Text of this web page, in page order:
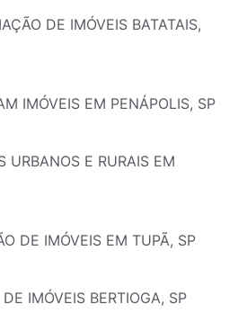
DE IMÓVEIS BATATAIS,
IMÓVEIS EM PENÁPOLIS, SP
URBANOS E RURAIS EM
DE IMÓVEIS EM TUPÃ, SP
IMÓVEIS BERTIOGA, SP